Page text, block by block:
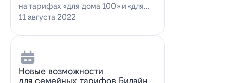
на тарифах «для дома 100» и «для
дома 100 с…
11 августа 2022
Новые возможности
для семейных тарифов Билайн